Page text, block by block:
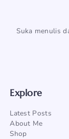
Suka menulis
Explore
Latest Posts
About Me
Shop